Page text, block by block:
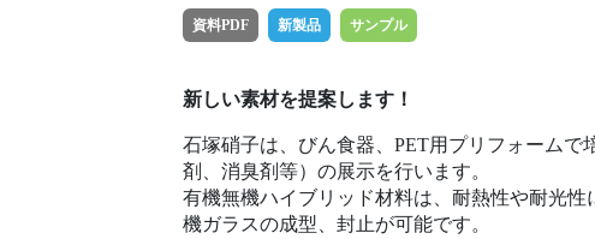
資料PDF 新製品 サンプル
新しい素材を提案します！
石塚硝子は、びん食器、PET用プリフォーム
剤、消臭剤等）の展示を行います。
有機無機ハイブリッド材料は、耐熱性や耐光
機ガラスの成型、封止が可能です。